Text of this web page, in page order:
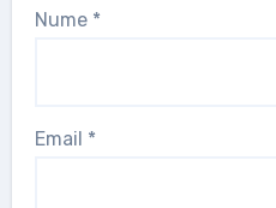
Nume *
Email *